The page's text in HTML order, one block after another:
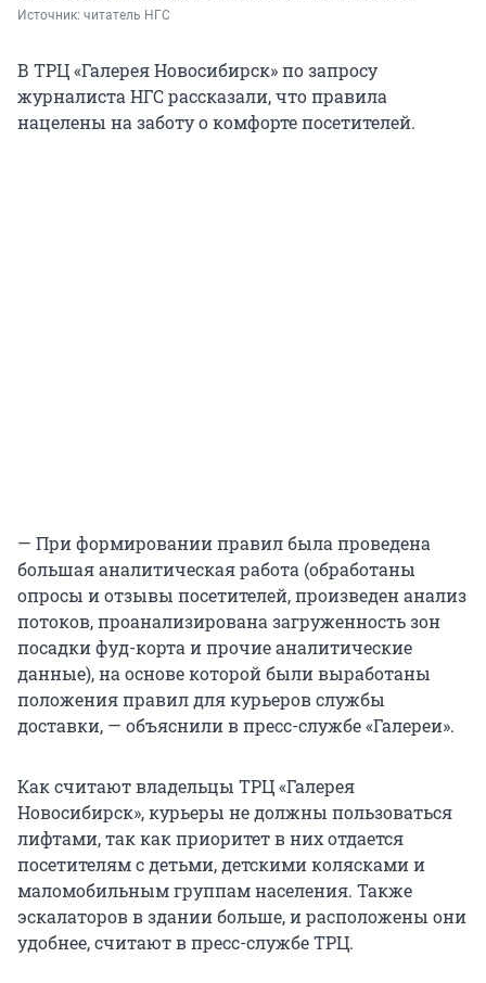
Источник: читатель НГС
В ТРЦ «Галерея Новосибирск» по запросу
журналиста НГС рассказали, что правила
нацелены на заботу о комфорте посетителей.
— При формировании правил была проведена
большая аналитическая работа (обработаны
опросы и отзывы посетителей, произведен анализ
потоков, проанализирована загруженность зон
посадки фуд-корта и прочие аналитические
данные), на основе которой были выработаны
положения правил для курьеров службы
доставки, — объяснили в пресс-службе «Галереи».
Как считают владельцы ТРЦ «Галерея
Новосибирск», курьеры не должны пользоваться
лифтами, так как приоритет в них отдается
посетителям с детьми, детскими колясками и
маломобильным группам населения. Также
эскалаторов в здании больше, и расположены они
удобнее, считают в пресс-службе ТРЦ.